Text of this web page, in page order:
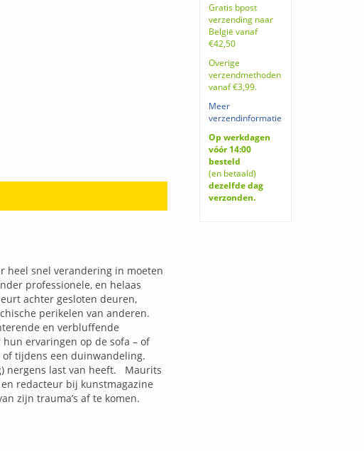
Gratis bpost
verzending naar
België vanaf
€42,50
Overige
verzendmethoden
vanaf €3,99.
Meer
verzendinformatie
Op werkdagen
vóór 14:00
besteld
(en betaald)
dezelfde dag
verzonden.
heel snel verandering in moeten
professionele, en helaas
achter gesloten deuren,
perikelen van anderen.
en verbluffende
ervaringen op de sofa – of
of tijdens een duinwandeling.
nergens last van heeft. Maurits
redacteur bij kunstmagazine
zijn trauma’s af te komen.